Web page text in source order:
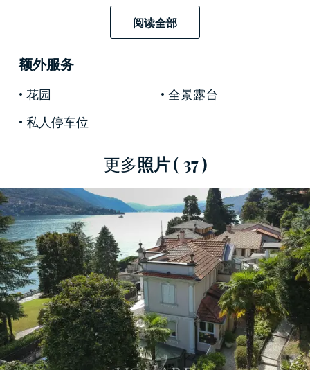
二樓設有兩間帶一張雙人床的臥室，一間書房，
全景露台，可欣賞周圍美景。
這座令人驚嘆的
四周環繞著面積達370平
方米的大花園。
這棟待售的豪華別墅
的環境與該地區的主要景點相結合。
阅读全部
额外服务
花园
全景露台
私人停车位
更多照片( 37 )